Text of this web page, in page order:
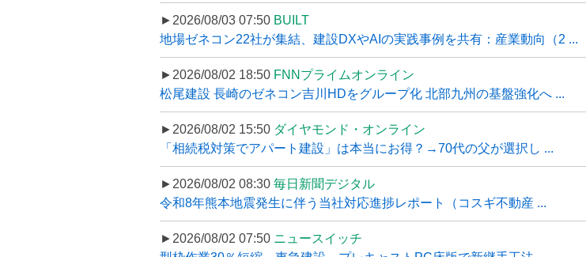
►2026/08/03 07:50 BUILT
地場ゼネコン22社が集結、建設DXやAIの実践事例を共有：産業動向（2 ...
►2026/08/02 18:50 FNNプライムオンライン
松尾建設 長崎のゼネコン吉川HDをグループ化 北部九州の基盤強化へ ...
►2026/08/02 15:50 ダイヤモンド・オンライン
「相続税対策でアパート建設」は本当にお得？→70代の父が選択し ...
►2026/08/02 08:30 毎日新聞デジタル
令和8年熊本地震発生に伴う当社対応進捗レポート（コスギ不動産 ...
►2026/08/02 07:50 ニュースイッチ